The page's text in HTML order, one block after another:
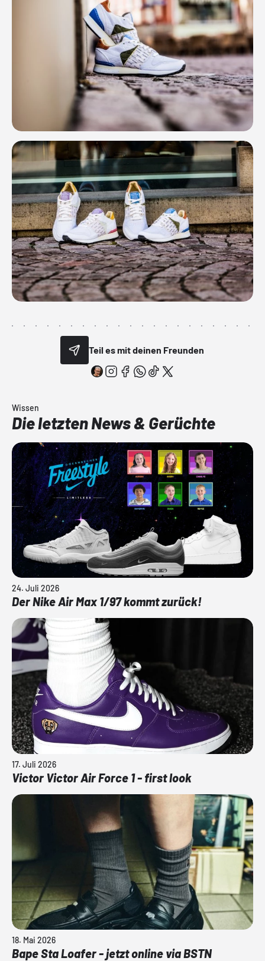
Teil es mit deinen Freunden
Wissen
Die letzten News & Gerüchte
24. Juli 2026
Der Nike Air Max 1/97 kommt zurück!
17. Juli 2026
Victor Victor Air Force 1 - first look
18. Mai 2026
Bape Sta Loafer - jetzt online via BSTN